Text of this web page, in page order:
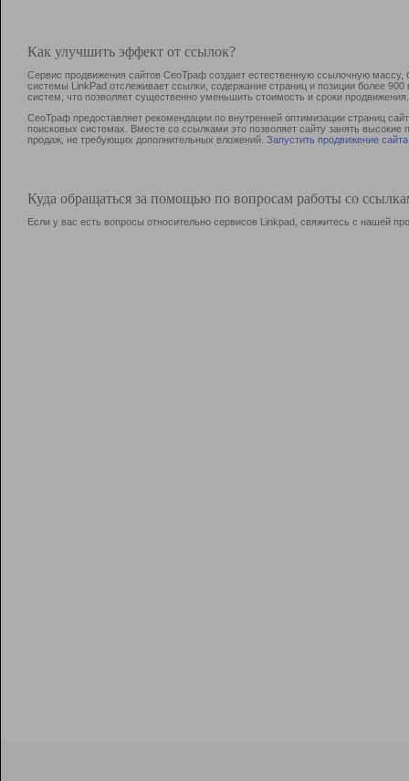
Как улучшить эффект от ссылок?
Сервис продвижения сайтов СеоТраф создает естественную ссылочную
системы LinkPad отслеживает ссылки, содержание страниц и позиции более
систем, что позволяет существенно уменьшить стоимость и сроки продвижения.
СеоТраф предоставляет рекомендации по внутренней оптимизации страниц
поисковых системах. Вместе со ссылками это позволяет сайту занять
продаж, не требующих дополнительных вложений. Запустить продвижение сайта
Куда обращаться за помощью по вопросам работы со
Если у вас есть вопросы относительно сервисов Linkpad, свяжитесь с нашей